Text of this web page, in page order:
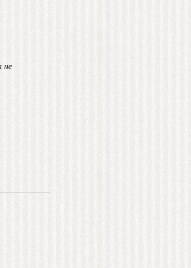
не